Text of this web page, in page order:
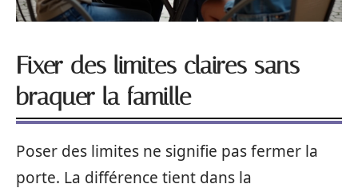
Fixer des limites claires sans
braquer la famille
Poser des limites ne signifie pas fermer la
porte. La différence tient dans la